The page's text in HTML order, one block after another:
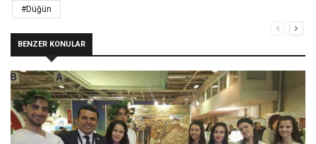
#Düğün
BENZER KONULAR